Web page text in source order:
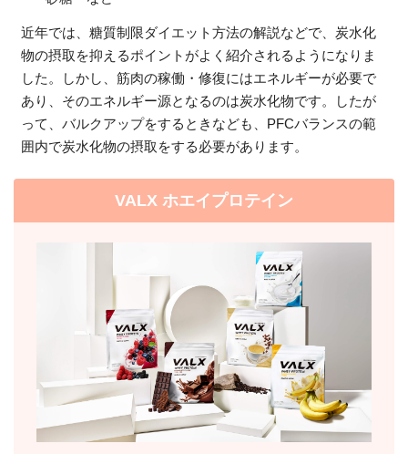
近年では、糖質制限ダイエット方法の解説などで、炭水化
物の摂取を抑えるポイントがよく紹介されるようになりま
した。しかし、筋肉の稼働・修復にはエネルギーが必要で
あり、そのエネルギー源となるのは炭水化物です。したが
って、バルクアップをするときなども、PFCバランスの範
囲内で炭水化物の摂取をする必要があります。
VALX ホエイプロテイン